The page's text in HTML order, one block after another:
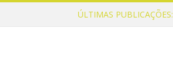
ÚLTIMAS PUBLICAÇÕES: